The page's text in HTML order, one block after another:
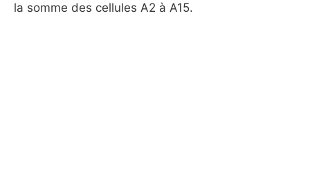
la somme des cellules A2 à A15.